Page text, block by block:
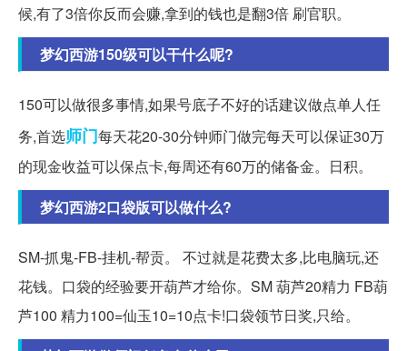
候,有了3倍你反而会赚,拿到的钱也是翻3倍 刷官职。
梦幻西游150级可以干什么呢?
150可以做很多事情,如果号底子不好的话建议做点单人任
务,首选师门每天花20-30分钟师门做完每天可以保证30万
的现金收益可以保点卡,每周还有60万的储备金。日积。
梦幻西游2口袋版可以做什么?
SM-抓鬼-FB-挂机-帮贡。 不过就是花费太多,比电脑玩,还
花钱。口袋的经验要开葫芦才给你。SM 葫芦20精力 FB葫
芦100 精力100=仙玉10=10点卡!口袋领节日奖,只给。